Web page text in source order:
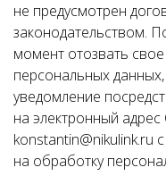
не предусмотрен
законодательством.
момент отозвать
персональных
уведомление
на электронный
konstantin@nikulink.ru
на обработку